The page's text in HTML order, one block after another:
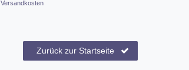
Versandkosten
Zurück zur Startseite